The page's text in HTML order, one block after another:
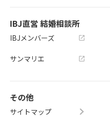
IBJ直営 結婚相談所
IBJメンバーズ
サンマリエ
その他
サイトマップ